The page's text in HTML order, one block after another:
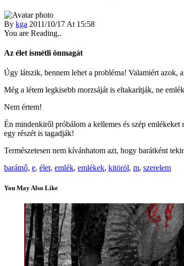
By kga 2011/10/17 At 15:58
You are Reading..
Az élet ismétli önmagát
Úgy látszik, bennem lehet a probléma! Valamiért azok,
Még a létem legkisebb morzsáját is eltakarítják, ne
Nem értem!
Én mindenkiről próbálom a kellemes és szép
egy részét is tagadják!
Természetesen nem kívánhatom azt, hogy barátként
barátnő, e, élet, emlék, emlékek, kitöröl, m, szerelem
You May Also Like